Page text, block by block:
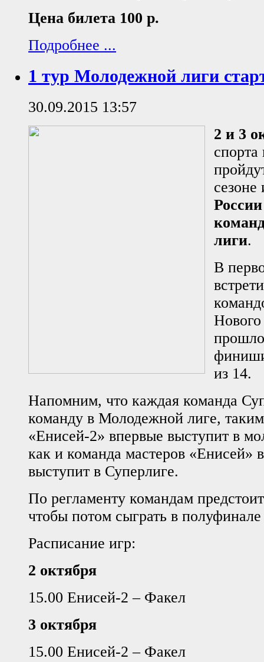
Цена билета 100 р.
Подробнее ...
1 тур Молодежной лиги
30.09.2015 13:57
2 и 3
лиги.
В
из 14.
Напомним, что каждая команда
команду в Молодежной лиге,
«Енисей-2» впервые выступит в
как и команда мастеров «Енисей»
выступит в Суперлиге.
По регламенту командам
чтобы потом сыграть в
Расписание игр:
2 октября
15.00 Енисей-2 – Факел
3 октября
15.00 Енисей-2 – Факел